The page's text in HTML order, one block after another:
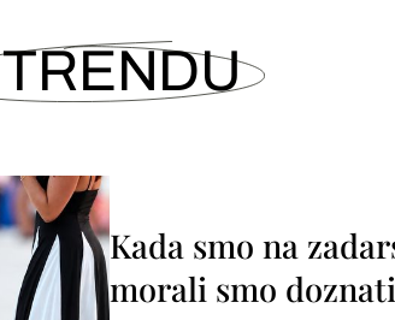
Kada smo na
morali smo